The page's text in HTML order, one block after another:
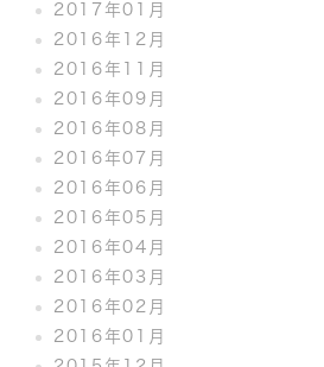
2017年01月
2016年12月
2016年11月
2016年09月
2016年08月
2016年07月
2016年06月
2016年05月
2016年04月
2016年03月
2016年02月
2016年01月